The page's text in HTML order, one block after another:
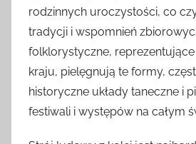
rodzinnych uroczystości, co
tradycji i wspomnień
folklorystyczne,
kraju, pielęgnują te formy,
historyczne układy taneczne i
festiwali i występów na całym